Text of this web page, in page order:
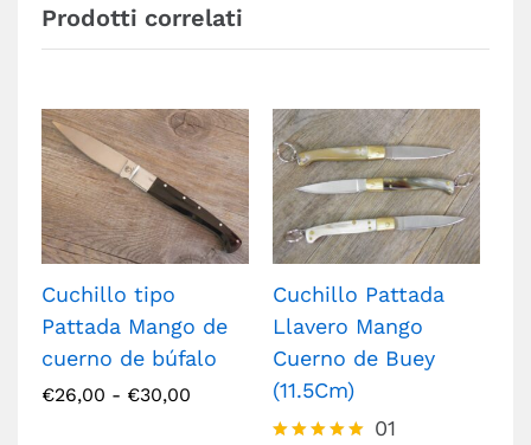
Prodotti correlati
Cuchillo tipo
Pattada Mango de
cuerno de búfalo
€26,00 - €30,00
Cuchillo Pattada
Llavero Mango
Cuerno de Buey
(11.5Cm)
01